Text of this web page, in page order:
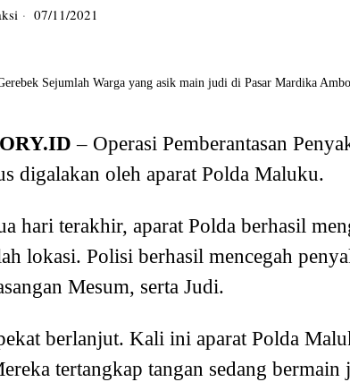
07/11/2021
Sejumlah Warga yang asik main judi di Pasar Mardika
– Operasi Pemberantasan
digalakan oleh aparat Polda Maluku.
hari terakhir, aparat Polda berhasil
lokasi. Polisi berhasil mencegah
Mesum, serta Judi.
berlanjut. Kali ini aparat Polda
tertangkap tangan sedang